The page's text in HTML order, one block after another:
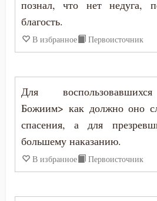
Естество
Женщина
Животные
Жизнь вечная
Зависть
познал, что нет недуга,
благость.
В избранное Первоисточник
Для
Божиим> как должно оно
спасения, а для
большему наказанию.
В избранное Первоисточник